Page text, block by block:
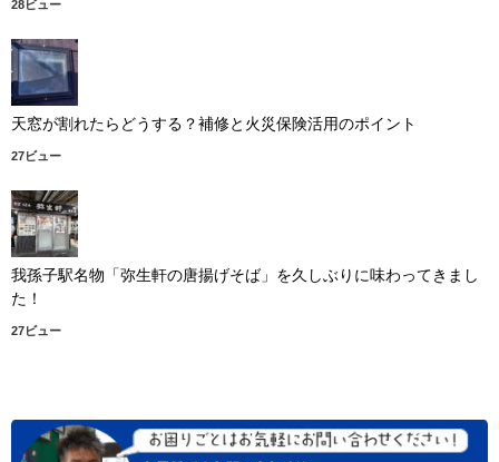
28ビュー
天窓が割れたらどうする？補修と火災保険活用のポイント
27ビュー
我孫子駅名物「弥生軒の唐揚げそば」を久しぶりに味わってきまし
た！
27ビュー